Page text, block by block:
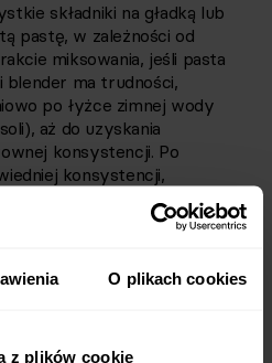
O plikach cookies
z plików cookie
składniki na gładką lub
pastę, w zależności od
miksowania, jeśli pasta
ma trudności,
po łyżce zimnej wody
aż do uzyskania
konsystencji. Po
konsystencji,
Doprawiamy do smaku solą
mielonym czarnym
jest wciąż zbyt mdły.